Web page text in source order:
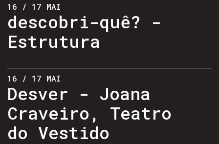
16 / 17 MAI
descobri-quê? -
Estrutura
16 / 17 MAI
Desver - Joana
Craveiro, Teatro
do Vestido